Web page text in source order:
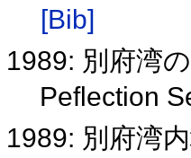
[Bib]
1989: 別府湾
Peflection
1989: 別府湾